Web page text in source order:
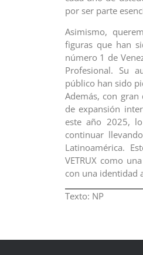
por ser parte
Asimismo,
figuras que han
número 1 de
Profesional. Su
público han sido
Además, con gran
de expansión
este año 2025,
continuar
Latinoamérica.
VETRUX como
con una identidad
Texto: NP